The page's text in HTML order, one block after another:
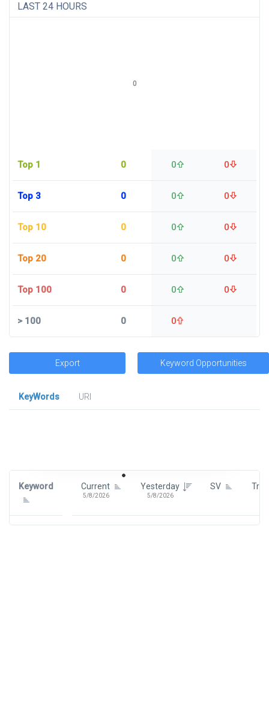
LAST 24 HOURS
Top 1 0 0 0
Top 3 0 0 0
Top 10 0 0 0
Top 20 0 0 0
Top 100 0 0 0
>100 0 0
0
Export Keyword Opportunities
KeyWords
URl
Keyword Current
5/8/2026
Yesterday
5/8/2026
SV